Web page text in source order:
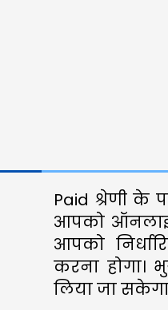
Paid श्रेणी के
आपको
आपको
करना होगा।
लिया जा